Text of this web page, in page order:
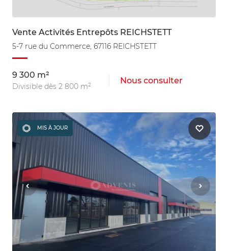
Vente Activités Entrepôts REICHSTETT
5-7 rue du Commerce, 67116 REICHSTETT
9 300 m²
Divisible dès 2 800 m²
Nous consulter
MIS À JOUR